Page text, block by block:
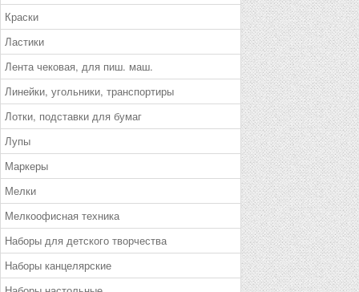
Краски
Ластики
Лента чековая, для пиш. маш.
Линейки, угольники, транспортиры
Лотки, подставки для бумаг
Лупы
Маркеры
Мелки
Мелкоофисная техника
Наборы для детского творчества
Наборы канцелярские